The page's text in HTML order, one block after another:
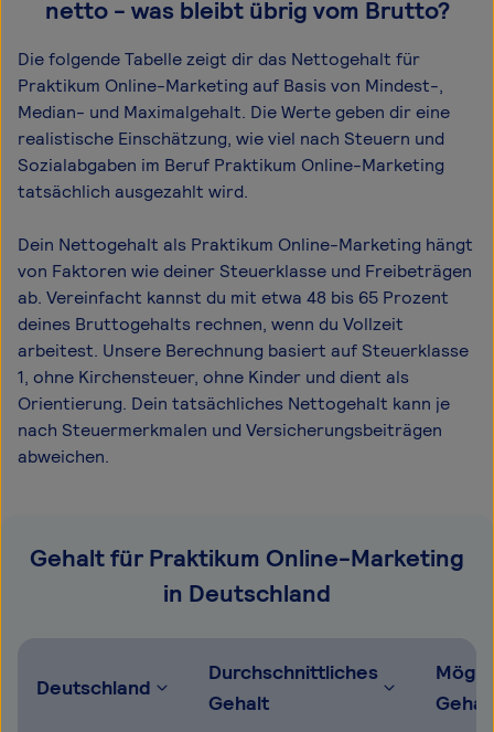
netto - was bleibt übrig vom Brutto?
Die folgende Tabelle zeigt dir das Netto­gehalt für
Praktikum Online-Marketing auf Basis von Mindest-,
Median- und Maximal­gehalt. Die Werte geben dir eine
realistische Einschätzung, wie viel nach Steuern und
Sozialabgaben im Beruf Praktikum Online-Marketing
tatsächlich ausgezahlt wird.
Dein Nettogehalt als Praktikum Online-Marketing hängt
von Faktoren wie deiner Steuerklasse und Freibeträgen
ab. Vereinfacht kannst du mit etwa 48 bis 65 Prozent
deines Bruttogehalts rechnen, wenn du Vollzeit
arbeitest. Unsere Berechnung basiert auf Steuerklasse
1, ohne Kirchensteuer, ohne Kinder und dient als
Orientierung. Dein tatsächliches Nettogehalt kann je
nach Steuermerkmalen und Versicherungsbeiträgen
abweichen.
Gehalt für Praktikum Online-Marketing
in Deutschland
Deutschland
Durchschnittliches
Gehalt